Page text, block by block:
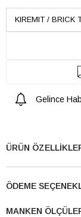
Gelince
ÜRÜN
ÖDEME
MANKEN